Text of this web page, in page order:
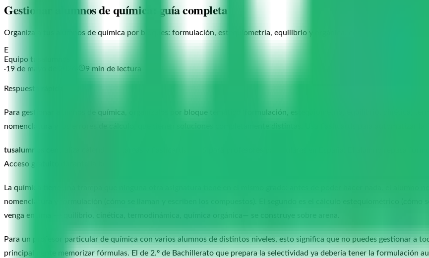
Gestionar alumnos de química: guía completa
Organiza a tus alumnos de química por bloques: formulación, estequiometría, equilibrio y orgánica, con flashcards y
E
Equipo tusalumnos
·19 de mayo de 2026 9 min de lectura
Respuesta rápida
Para gestionar alumnos de química, organízalos por bloque temático (formulación, estequiometría, equilibrio, cinética,
nomenclatura y los errores de cálculo, que tienen soluciones completamente distintas. Usa flashcards para automatizar
tusalumnos
Acceso gratuito durante la beta.
La química tiene una trampa que ninguna otra asignatura tiene en el mismo grado: antes de poder hacer nada, el alumno
nomenclatura y formulación (cómo se llaman y escriben los compuestos). El segundo es el cálculo estequiométrico (cómo
venga encima —equilibrio, cinética, termodinámica, química orgánica— se construye sobre arena.
Para un profesor particular de química con varios alumnos de distintos niveles, esto significa que no puedes gestionar a
principalmente memorizar fórmulas. El de 2.º de Bachillerato que prepara la selectividad ya debería tener la formulación